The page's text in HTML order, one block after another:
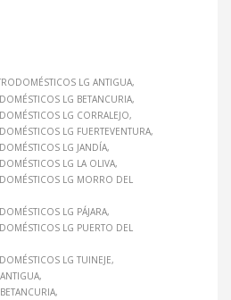
LG ANTIGUA
LG BETANCURIA
LG CORRALEJO
LG FUERTEVENTURA
LG JANDÍA
LG LA OLIVA
LG MORRO DEL
LG PÁJARA
LG PUERTO DEL
LG TUINEJE